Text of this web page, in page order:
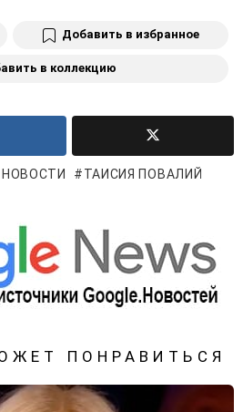
Добавить в избранное
в коллекцию
ТАИСИЯ ПОВАЛИЙ
ПОНРАВИТЬСЯ